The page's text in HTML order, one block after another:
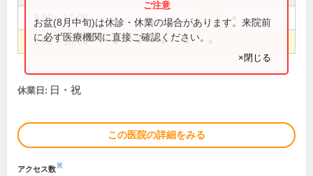
9:00～16:00
9:00～18:00 ● ● ● ●
お盆(8月中旬)は休診・休業の場合があります。来院前
に必ず医療機関に直接ご確認ください。
×閉じる
休業日: 日・祝
この医院の詳細をみる
アクセス数※